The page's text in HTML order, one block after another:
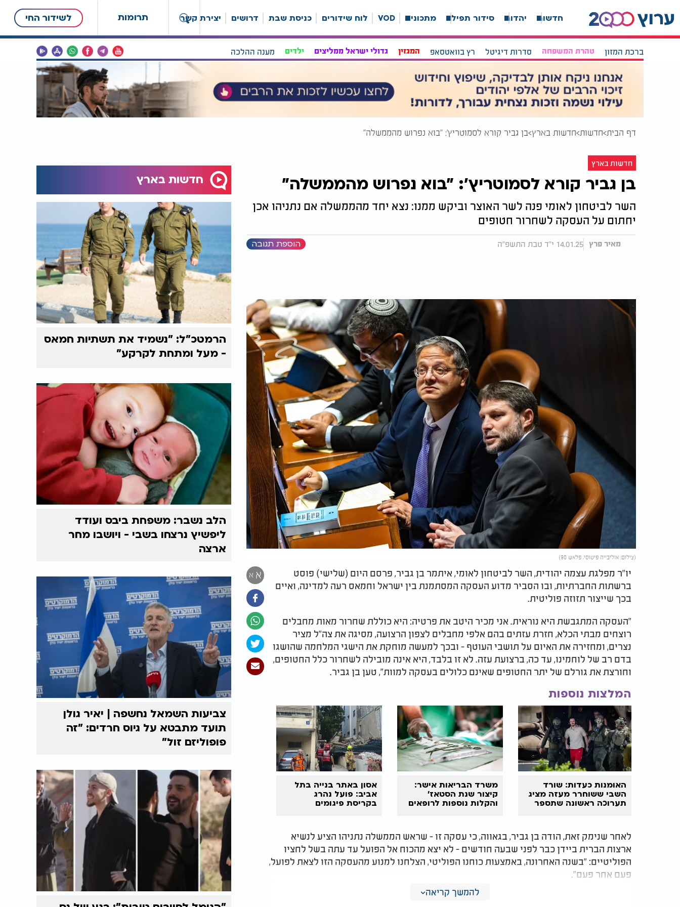
תרומות לשידור החי חדשות יהדות סידור תפילה מתכונים VOD לוח שידורים כניסת שבת דרושים יצירת קשר
ברכת המזון טהרת המשפחה סדרות דיגיטל רץ בוואטסאפ המגזין גדולי ישראל ממליצים ילדים מענה ההלכה
דף הבית חדשות חדשות בארץ בן גביר קורא לסמוטריץ': "בוא נפרוש מהממשלה"
חדשות בארץ
בן גביר קורא לסמוטריץ': "בוא נפרוש מהממשלה"
השר לביטחון לאומי פנה לשר האוצר וביקש ממנו: נצא יחד מהממשלה אם נתניהו אכן
יחתום על העסקה לשחרור חטופים
מאיר פרץ 14.01.25 י"ד טבת התשפ"ה הוספת תגובה
(צילום: אוליבייה פיטוסי, פלאש 90)
א א
יו"ר מפלגת עצמה יהודית, השר לביטחון לאומי, איתמר בן גביר, פרסם היום (שלישי) פוסט
ברשתות החברתיות, ובו הסביר מדוע העסקה המסתמנת בין ישראל וחמאס רעה למדינה, ואיים
בכך שייצור תזוזה פוליטית.
"העסקה המתגבשת היא נוראית. אני מכיר היטב את פרטיה: היא כוללת שחרור מאות מחבלים
רוצחים מבתי הכלא, חזרת עזתים בהם אלפי מחבלים לצפון הרצועה, מסיגה את צה"ל מציר
נצרים, ומחזירה את האיום על תושבי העוטף - ובכך למעשה מוחקת את הישגי המלחמה שהושגו
בדם רב של לוחמינו, עד כה, ברצועת עזה. לא זו בלבד, היא אינה מובילה לשחרור כלל החטופים,
וחורצת את גורלם של יתר החטופים שאינם כלולים בעסקה למוות", טען בן גביר.
המלצות נוספות
האומנות כעדות: שורד
השבי ששוחרר מעזה מציג
תערוכה ראשונה שתספר
משרד הבריאות אישר:
קיצור שנת הסטאז'
והקלות נוספות לרופאים
אסון באתר בנייה בתל
אביב: פועל נהרג
בקריסת פיגומים
לאחר שנימק זאת, הודה בן גביר, בגאווה, כי עסקה זו - שראש הממשלה נתניהו הציע לנשיא
ארצות הברית ביידן כבר לפני שבעה חודשים - לא יצא מהכוח אל הפועל עד עתה בשל לחציו
הפוליטיים: "בשנה האחרונה, באמצעות כוחנו הפוליטי, הצלחנו למנוע מהעסקה הזו לצאת לפועל,
פעם אחר פעם".
מאז נכנס לממשלה גדעון סער, ולמעשה בן גביר לבדו לא יכול למנוע את מעבר העסקה מכיוון
להמשך קריאה
חדשות בארץ
הרמטכ"ל: "נשמיד את תשתיות חמאס
- מעל ומתחת לקרקע"
הלב נשבר: משפחת ביבס ועודד
ליפשיץ נרצחו בשבי - ויושבו מחר
ארצה
צביעות השמאל נחשפה | יאיר גולן
תועד מתבטא על גיוס חרדים: "זה
פופוליזם זול"